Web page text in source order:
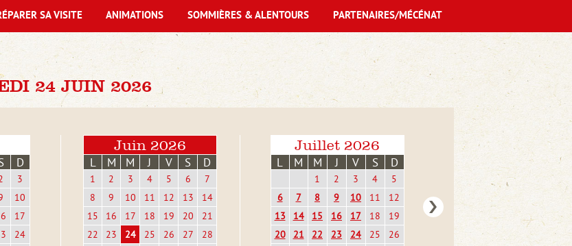
24 JUIN 2026
D
3
10
17
24
Juin 2026
L M M J V S D
1 2 3 4 5 6
7
8
9 10 11 12 13
14
15
16 17 18 19 20
21
22
23 24 25 26 27
28
Juillet 2026
L M M J V S D
1 2 3 4
5
6
7 8 9 10 11
12
13
14 15 16 17 18
19
20
21 22 23 24 25
26
SA VISITE ANIMATIONS SOMMIÈRES & ALENTOURS PARTENAIRES/MÉCÉNAT